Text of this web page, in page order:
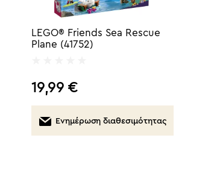
LEGO® Friends Sea Rescue
Plane (41752)
19,99 €
Ενημέρωση διαθεσιμότητας